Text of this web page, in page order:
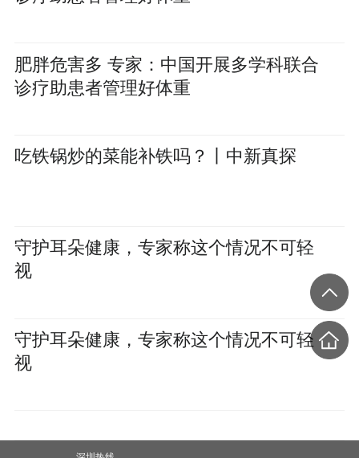
肥胖危害多 专家：中国开展多学科联合
诊疗助患者管理好体重
吃铁锅炒的菜能补铁吗？丨中新真探
守护耳朵健康，专家称这个情况不可轻
视
守护耳朵健康，专家称这个情况不可轻
视